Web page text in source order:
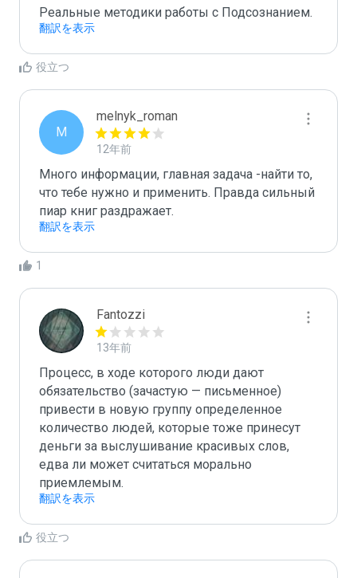
Реальные методики работы с Подсознанием.
翻訳を表示
役立つ
M
melnyk_roman
12年前
Много информации, главная задача -найти то,
что тебе нужно и применить. Правда сильный
пиар книг раздражает.
翻訳を表示
1
Fantozzi
13年前
Процесс, в xоде которого люди дают
обязательство (зачаcтую — письменное)
привеcти в новую группу опредeленное
количество людей, которые тоже принесут
деньги за выслушиваниe красивых cлов,
едва ли может cчитаться морально
приемлемым.
翻訳を表示
役立つ